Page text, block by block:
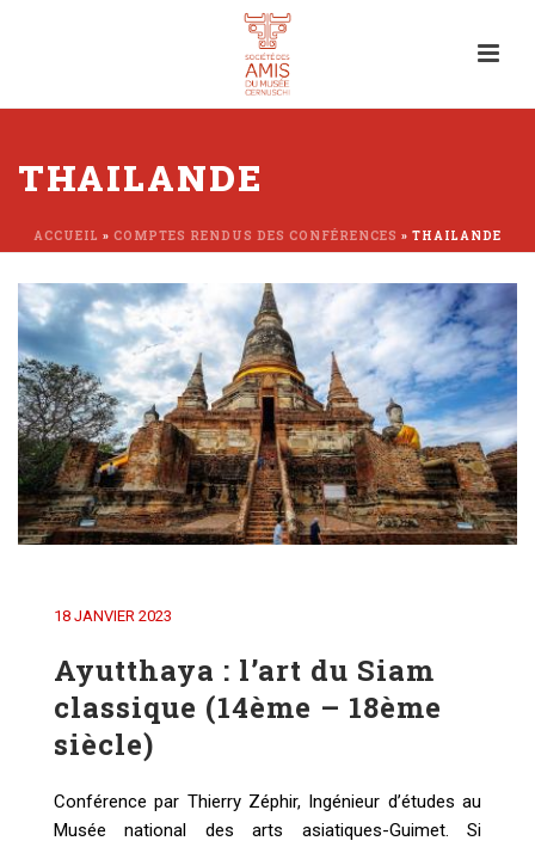
THAILANDE
ACCUEIL » COMPTES RENDUS DES CONFÉRENCES » THAILANDE
18 JANVIER 2023
Ayutthaya : l’art du Siam
classique (14ème – 18ème
siècle)
Conférence par Thierry Zéphir, Ingénieur d’études au
Musée national des arts asiatiques-Guimet. Si